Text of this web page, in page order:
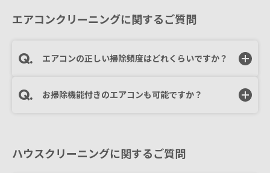
エアコンクリーニングに関するご質問
エアコンの正しい掃除頻度はどれくらいですか？
お掃除機能付きのエアコンも可能ですか？
ハウスクリーニングに関するご質問